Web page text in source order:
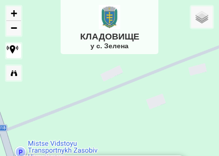
КЛАДОВИЩЕ
у с. Зелена
+
−